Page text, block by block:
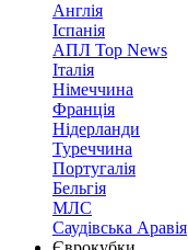
Англія
Іспанія
АПЛ Top News
Італія
Німеччина
Франція
Нідерланди
Туреччина
Португалія
Бельгія
МЛС
Саудівська Аравія